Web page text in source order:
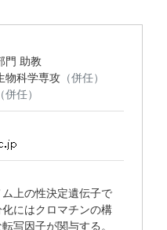
門 助教
物科学専攻 （併任）
（併任）
上の性決定遺伝子で
にはクロマチンの構
写因子が関与する。